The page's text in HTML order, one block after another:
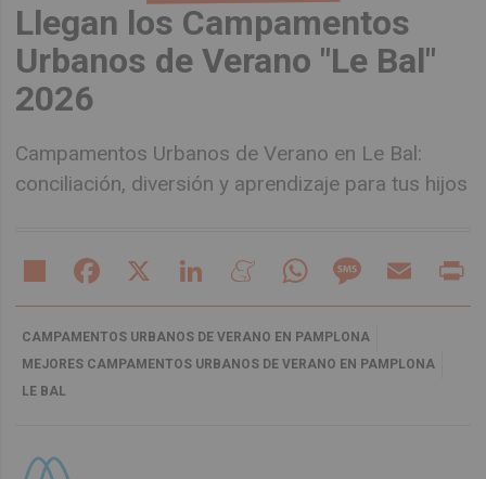
Llegan los Campamentos
Urbanos de Verano "Le Bal"
2026
Campamentos Urbanos de Verano en Le Bal:
conciliación, diversión y aprendizaje para tus hijos
Share Facebook LinkedIn MeneameWhatsAppMessageEmail
CAMPAMENTOS URBANOS DE VERANO EN PAMPLONA
MEJORES CAMPAMENTOS URBANOS DE VERANO EN PAMPLONA
LE BAL